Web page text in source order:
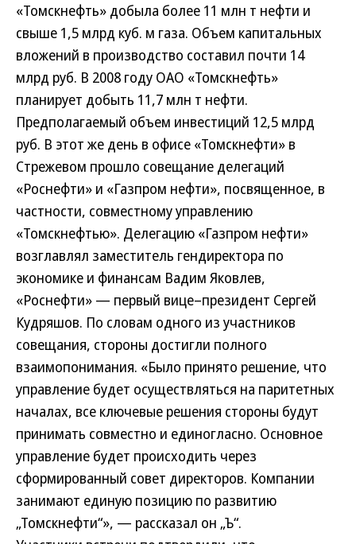
«Томскнефть» добыла более 11 млн т нефти и
свыше 1,5 млрд куб. м газа. Объем капитальных
вложений в производство составил почти 14
млрд руб. В 2008 году ОАО «Томскнефть»
планирует добыть 11,7 млн т нефти.
Предполагаемый объем инвестиций 12,5 млрд
руб. В этот же день в офисе «Томскнефти» в
Стрежевом прошло совещание делегаций
«Роснефти» и «Газпром нефти», посвященное, в
частности, совместному управлению
«Томскнефтью». Делегацию «Газпром нефти»
возглавлял заместитель гендиректора по
экономике и финансам Вадим Яковлев,
«Роснефти» — первый вице–президент Сергей
Кудряшов. По словам одного из участников
совещания, стороны достигли полного
взаимопонимания. «Было принято решение, что
управление будет осуществляться на паритетных
началах, все ключевые решения стороны будут
принимать совместно и единогласно. Основное
управление будет происходить через
сформированный совет директоров. Компании
занимают единую позицию по развитию
„Томскнефти“», — рассказал он „Ъ“.